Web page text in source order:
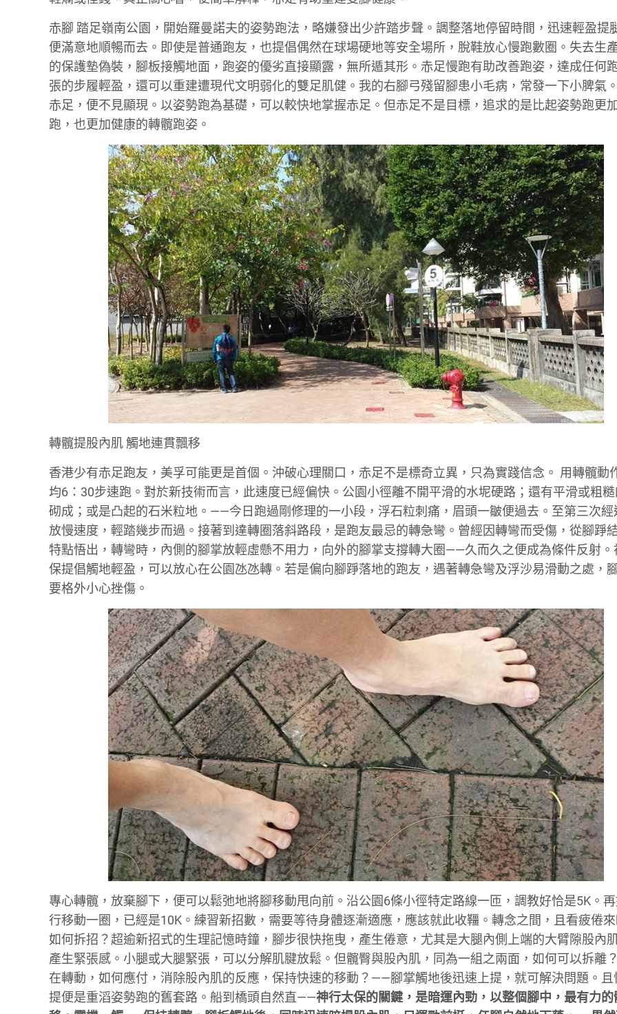
赤腳 踏足嶺南公園，開始羅曼諾夫的姿勢跑法，略嫌發出少許踏步聲。調整落地停留時間，迅速輕盈提
便滿意地順暢而去。即使是普通跑友，也提倡偶然在球場硬地等安全場所，脫鞋放心慢跑數圈。失去生
的保護墊偽裝，腳板接觸地面，跑姿的優劣直接顯露，無所遁其形。赤足慢跑有助改善跑姿，達成任何
張的步履輕盈，還可以重建遭現代文明弱化的雙足肌健。我的右腳弓殘留腳患小毛病，常發一下小脾氣
赤足，便不見顯現。以姿勢跑為基礎，可以較快地掌握赤足。但赤足不是目標，追求的是比起姿勢跑更
跑，也更加健康的轉髖跑姿。
轉髖提股內肌 觸地連貫飄移
香港少有赤足跑友，美孚可能更是首個。沖破心理關口，赤足不是標奇立異，只為實踐信念。 用轉髖動
均6：30步速跑。對於新技術而言，此速度已經偏快。公園小徑離不開平滑的水坭硬路；還有平滑或粗
砌成；或是凸起的石米粒地。——今日跑過剛修理的一小段，浮石粒刺痛，眉頭一皺便過去。至第三次經
放慢速度，輕踏幾步而過。接著到達轉圈落斜路段，是跑友最忌的轉急彎。曾經因轉彎而受傷，從腳踭
特點悟出，轉彎時，內側的腳掌放輕虛懸不用力，向外的腳掌支撐轉大圈——久而久之便成為條件反射。
保提倡觸地輕盈，可以放心在公園氹氹轉。若是偏向腳踭落地的跑友，遇著轉急彎及浮沙易滑動之處，
要格外小心挫傷。
專心轉髖，放棄腳下，便可以鬆弛地將腳移動甩向前。沿公園6條小徑特定路線一匝，調教好恰是5K。
行移動一圈，已經是10K。練習新招數，需要等待身體逐漸適應，應該就此收韁。轉念之間，且看疲倦
如何拆招？超逾新招式的生理記憶時鐘，腳步很快拖曳，產生倦意，尤其是大腿內側上端的大臂隙股內
產生緊張感。小腿或大腿緊張，可以分解肌腱放鬆。但髖臀與股內肌，同為一組之兩面，如何可以拆離
在轉動，如何應付，消除股內肌的反應，保持快速的移動？——腳掌觸地後迅速上提，就可解決問題。且
提便是重滔姿勢跑的舊套路。船到橋頭自然直——神行太保的關鍵，是暗運內勁，以整個腳中，最有力的